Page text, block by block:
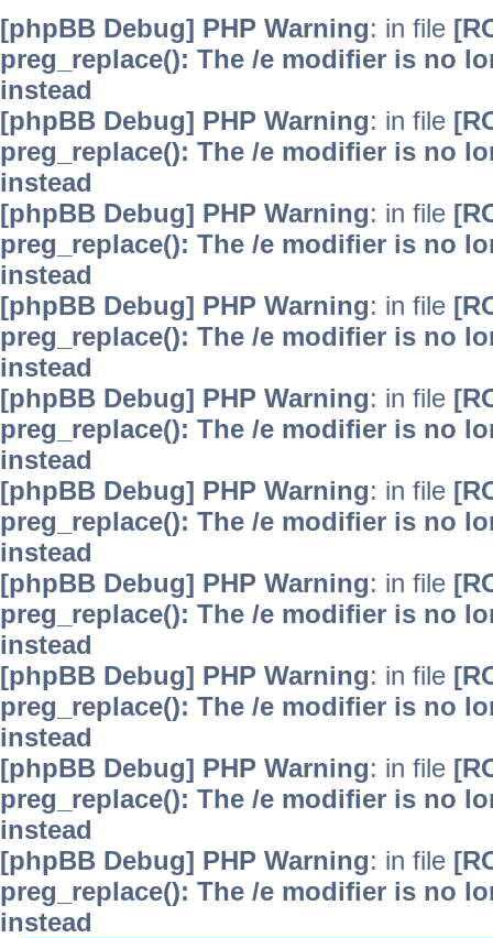
[phpBB Debug] PHP Warning: in file
preg_replace(): The /e modifier is no
instead
[phpBB Debug] PHP Warning: in file
preg_replace(): The /e modifier is no
instead
[phpBB Debug] PHP Warning: in file
preg_replace(): The /e modifier is no
instead
[phpBB Debug] PHP Warning: in file
preg_replace(): The /e modifier is no
instead
[phpBB Debug] PHP Warning: in file
preg_replace(): The /e modifier is no
instead
[phpBB Debug] PHP Warning: in file
preg_replace(): The /e modifier is no
instead
[phpBB Debug] PHP Warning: in file
preg_replace(): The /e modifier is no
instead
[phpBB Debug] PHP Warning: in file
preg_replace(): The /e modifier is no
instead
[phpBB Debug] PHP Warning: in file
preg_replace(): The /e modifier is no
instead
[phpBB Debug] PHP Warning: in file
preg_replace(): The /e modifier is no
instead